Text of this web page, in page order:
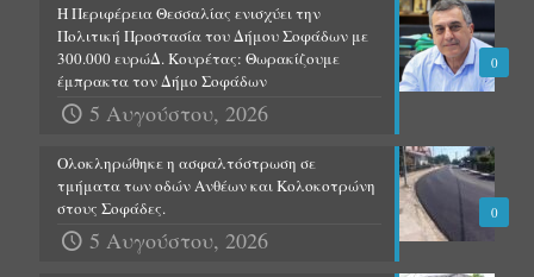
0
Η Περιφέρεια Θεσσαλίας ενισχύει την
Πολιτική Προστασία του Δήμου Σοφάδων με
300.000 ευρώΔ. Κουρέτας: Θωρακίζουμε
έμπρακτα τον Δήμο Σοφάδων
5 Αυγούστου, 2026
0
Ολοκληρώθηκε η ασφαλτόστρωση σε
τμήματα των οδών Ανθέων και Κολοκοτρώνη
στους Σοφάδες.
5 Αυγούστου, 2026